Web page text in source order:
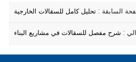
السابقة :تحليل كامل للسقالات الخارجية
: شرح مفصل للسقالات في مشاريع البناء